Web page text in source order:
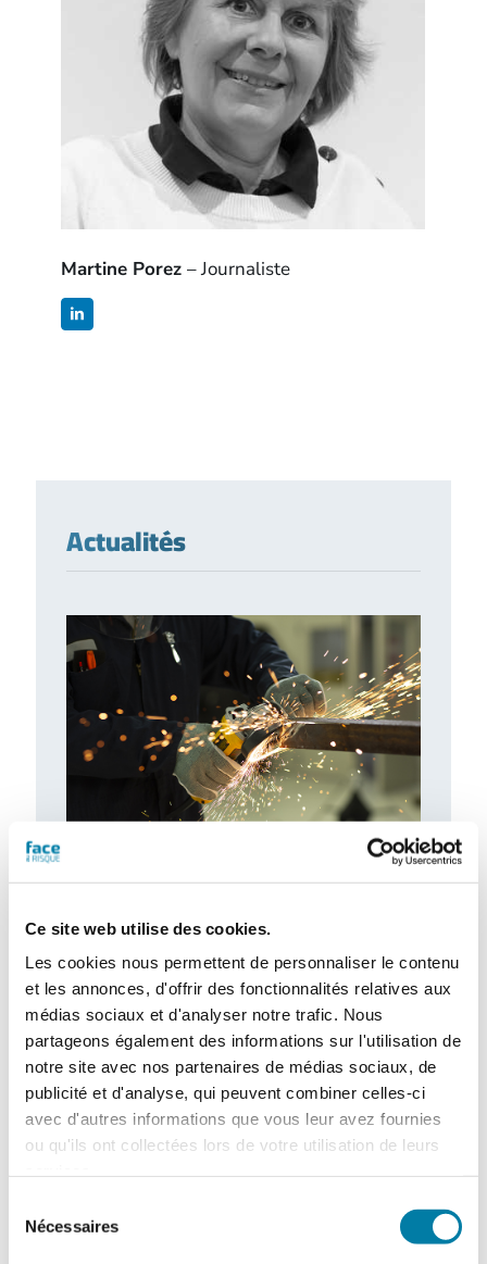
Ce site web utilise des cookies.
Les cookies nous permettent de personnaliser le contenu
et les annonces, d'offrir des fonctionnalités relatives aux
médias sociaux et d'analyser notre trafic. Nous
partageons également des informations sur l'utilisation de
notre site avec nos partenaires de médias sociaux, de
publicité et d'analyse, qui peuvent combiner celles-ci
avec d'autres informations que vous leur avez fournies
ou qu'ils ont collectées lors de votre utilisation de leurs
Nécessaires
Martine Porez– Journaliste
Actualités
Gants de protection : de nouveaux
Le marché des gants de protection est
sur le plan de la fabrication que sur…